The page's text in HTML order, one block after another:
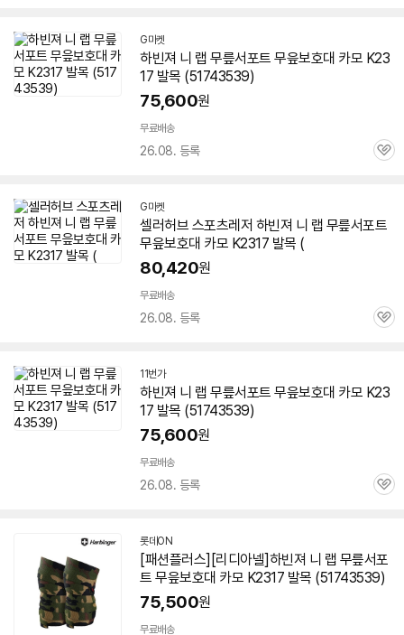
G마켓
하빈져 니 랩 무릎서포트 무읖보호대 카모 K23
17 발목 (51743539)
75,600원
무료배송
26.08. 등록
관
G마켓
셀러허브 스포츠레저 하빈져 니 랩 무릎서포트
무읖보호대 카모 K2317 발목 (
80,420원
무료배송
26.08. 등록
관
11번가
하빈져 니 랩 무릎서포트 무읖보호대 카모 K23
17 발목 (51743539)
75,600원
무료배송
26.08. 등록
관
롯데ON
[패션플러스][리디아넬]하빈져 니 랩 무릎서포
트 무읖보호대 카모 K2317 발목 (51743539)
75,500원
무료배송